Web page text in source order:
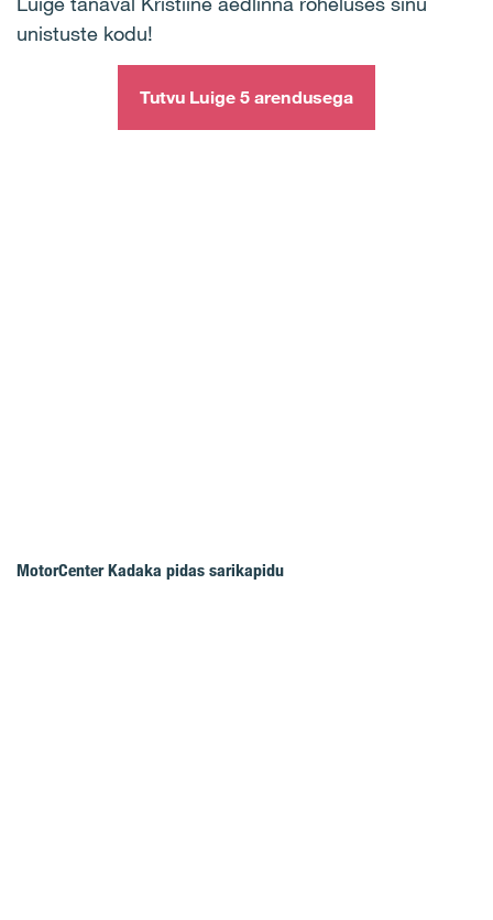
unistuste kodu!
Tutvu Luige 5 arendusega
MotorCenter Kadaka pidas sarikapidu